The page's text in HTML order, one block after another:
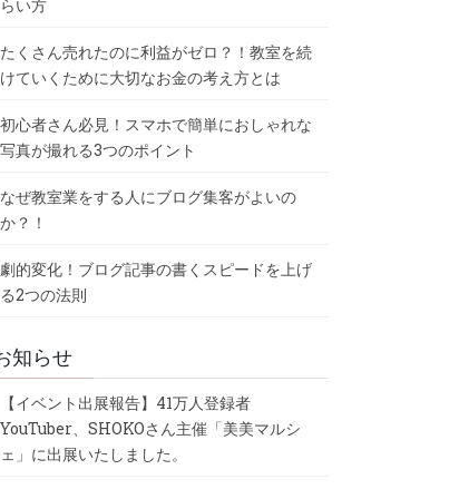
らい方
たくさん売れたのに利益がゼロ？！教室を続
けていくために大切なお金の考え方とは
初心者さん必見！スマホで簡単におしゃれな
写真が撮れる3つのポイント
なぜ教室業をする人にブログ集客がよいの
か？！
劇的変化！ブログ記事の書くスピードを上げ
る2つの法則
知らせ
【イベント出展報告】41万人登録者
YouTuber、SHOKOさん主催「美美マルシ
ェ」に出展いたしました。